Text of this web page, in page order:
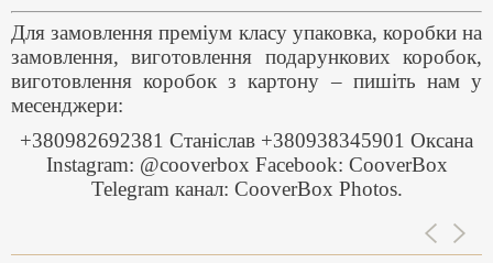
Для замовлення преміум класу упаковка, коробки на
замовлення, виготовлення подарункових коробок,
виготовлення коробок з картону – пишіть нам у
месенджери:
+380982692381 Станіслав +380938345901 Оксана
Instagram: @cooverbox Facebook: CooverBox
Telegram канал: CooverBox Photos.